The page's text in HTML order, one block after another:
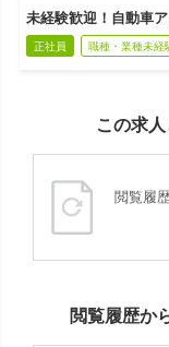
未経験歓迎！自動車
正社員 職種・業種未経
この求
閲覧履
閲覧履歴か